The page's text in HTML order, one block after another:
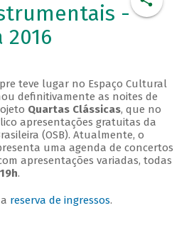
-
teve lugar no Espaço Cultural
definitivamente as noites de
Quartas Clássicas, que no
apresentações gratuitas da
(OSB). Atualmente, o
uma agenda de concertos
apresentações variadas, todas
.
reserva de ingressos.